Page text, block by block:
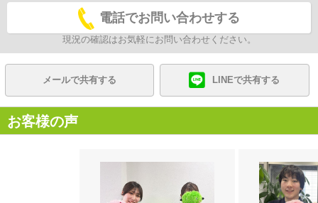
電話でお問い合わせする
現況の確認はお気軽にお問い合わせください。
メールで共有する LINEで共有する
お客様の声